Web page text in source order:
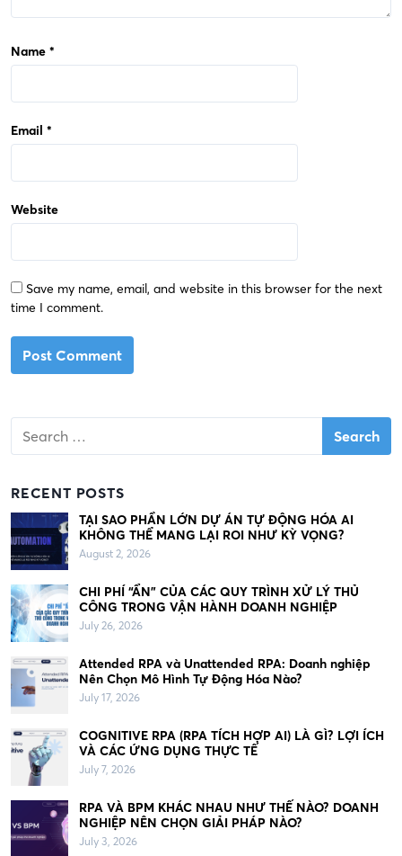
Name *
Email *
Website
Save my name, email, and website in this browser for the next
time I comment.
c
f
o
:
RECENT POSTS
TẠI SAO PHẦN LỚN DỰ ÁN TỰ ĐỘNG HÓA AI
KHÔNG THỂ MANG LẠI ROI NHƯ KỲ VỌNG?
August 2, 2026
CHI PHÍ “ẨN” CỦA CÁC QUY TRÌNH XỬ LÝ THỦ
CÔNG TRONG VẬN HÀNH DOANH NGHIỆP
July 26, 2026
Attended RPA và Unattended RPA: Doanh nghiệp
Nên Chọn Mô Hình Tự Động Hóa Nào?
July 17, 2026
COGNITIVE RPA (RPA TÍCH HỢP AI) LÀ GÌ? LỢI ÍCH
VÀ CÁC ỨNG DỤNG THỰC TẾ
July 7, 2026
RPA VÀ BPM KHÁC NHAU NHƯ THẾ NÀO? DOANH
NGHIỆP NÊN CHỌN GIẢI PHÁP NÀO?
July 3, 2026